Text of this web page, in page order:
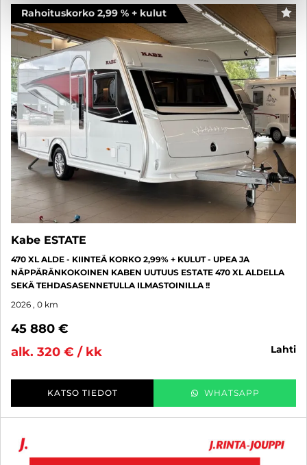
Rahoituskorko 2,99 % + kulut
Kabe ESTATE
470 XL ALDE - KIINTEÄ KORKO 2,99% + KULUT - UPEA JA
NÄPPÄRÄNKOKOINEN KABEN UUTUUS ESTATE 470 XL ALDELLA
SEKÄ TEHDASASENNETULLA ILMASTOINILLA !!
2026 , 0 km
45 880 €
alk. 320 € / kk
lahti
KATSO TIEDOT WHATSAPP